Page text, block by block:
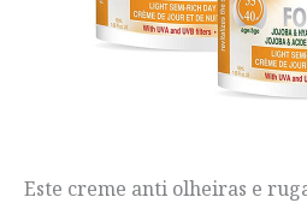
Este creme anti olheiras e